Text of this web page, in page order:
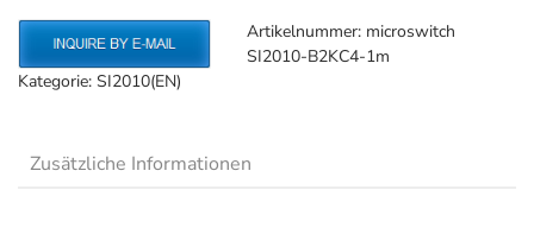
Artikelnummer: microswitch
SI2010-B2KC4-1m
Kategorie: SI2010(EN)
Zusätzliche Informationen